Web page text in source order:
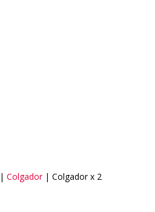
| Colgador| Colgador x 2